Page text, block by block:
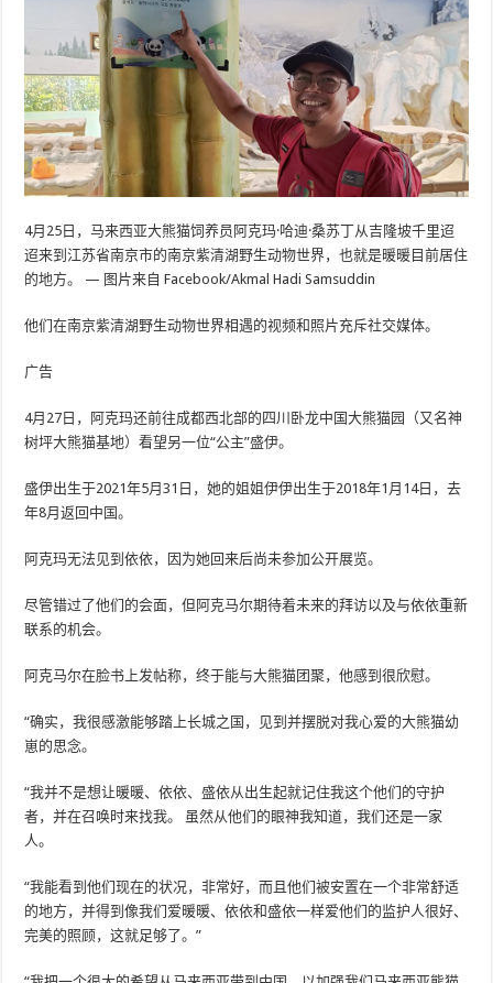
4月25日，马来西亚大熊猫饲养员阿克玛·哈迪·桑苏丁从吉隆坡千里迢
迢来到江苏省南京市的南京紫清湖野生动物世界，也就是暖暖目前居住
的地方。 — 图片来自 Facebook/Akmal Hadi Samsuddin
他们在南京紫清湖野生动物世界相遇的视频和照片充斥社交媒体。
广告
4月27日，阿克玛还前往成都西北部的四川卧龙中国大熊猫园（又名神
树坪大熊猫基地）看望另一位“公主”盛伊。
盛伊出生于2021年5月31日，她的姐姐伊伊出生于2018年1月14日，去
年8月返回中国。
阿克玛无法见到依依，因为她回来后尚未参加公开展览。
尽管错过了他们的会面，但阿克马尔期待着未来的拜访以及与依依重新
联系的机会。
阿克马尔在脸书上发帖称，终于能与大熊猫团聚，他感到很欣慰。
“确实，我很感激能够踏上长城之国，见到并摆脱对我心爱的大熊猫幼
崽的思念。
“我并不是想让暖暖、依依、盛依从出生起就记住我这个他们的守护
者，并在召唤时来找我。 虽然从他们的眼神我知道，我们还是一家
人。
“我能看到他们现在的状况，非常好，而且他们被安置在一个非常舒适
的地方，并得到像我们爱暖暖、依依和盛依一样爱他们的监护人很好、
完美的照顾，这就足够了。”